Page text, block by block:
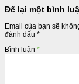
Để lại một bình
Email của bạn sẽ
đánh dấu *
Bình luận *